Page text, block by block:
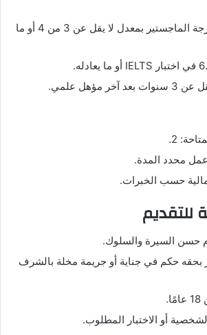
الحصول على درجة الماجستير بمعدل لا يقل عن 3 من 4 أو ما
مؤهل علمي.
2.
محدد المدة.
حسب الخبرات.
للتقديم
حسن السيرة والسلوك.
بحقه حكم في جناية أو جريمة مخلة بالشرف
الشخصية أو الاختبار المطلوب.